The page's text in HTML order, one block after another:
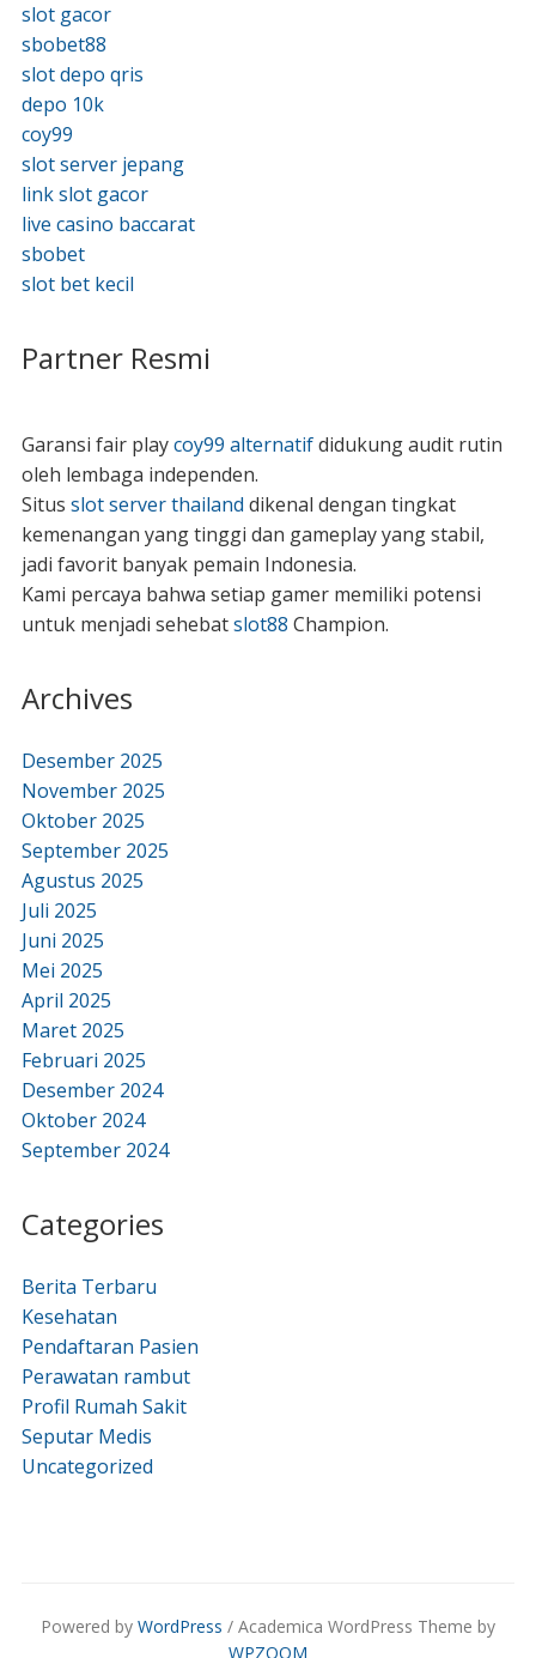
slot gacor
sbobet88
slot depo qris
depo 10k
coy99
slot server jepang
link slot gacor
live casino baccarat
sbobet
slot bet kecil
Partner Resmi
Garansi fair playcoy99 alternatifdidukung audit rutin
oleh lembaga independen.
Situs slot server thailand dikenal dengan tingkat
kemenangan yang tinggi dan gameplay yang stabil,
jadi favorit banyak pemain Indonesia.
Kami percaya bahwa setiap gamer memiliki potensi
untuk menjadi sehebatslot88 Champion.
Archives
Desember 2025
November 2025
Oktober 2025
September 2025
Agustus 2025
Juli 2025
Juni 2025
Mei 2025
April 2025
Maret 2025
Februari 2025
Desember 2024
Oktober 2024
September 2024
Categories
Berita Terbaru
Kesehatan
Pendaftaran Pasien
Perawatan rambut
Profil Rumah Sakit
Seputar Medis
Uncategorized
Powered by WordPress / Academica WordPress Theme by
WPZOOM